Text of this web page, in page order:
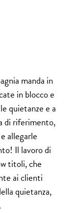
manda in
in blocco e
quietanze e a
di riferimento,
allegarle
Il lavoro di
titoli, che
ai clienti
quietanza,